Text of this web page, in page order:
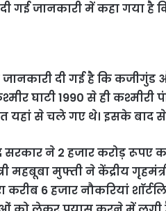
दी गई जानकारी में कहा गया
दी गई है कि कजीगुंड
घाटी 1990 से ही कश्मीरी
यहां से चले गए थे। इसके बाद
ने 2 हजार करोड़ रूपए
महबूबा मुफ्ती ने केंद्रीय
करीब 6 हजार नौकरियां